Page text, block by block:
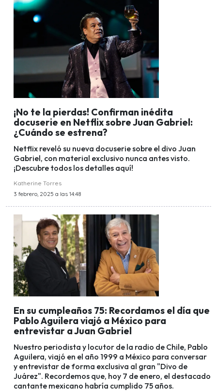
¡No te la pierdas! Confirman inédita
docuserie en Netflix sobre Juan Gabriel:
¿Cuándo se estrena?
Netflix reveló su nueva docuserie sobre el divo Juan
Gabriel, con material exclusivo nunca antes visto.
¡Descubre todos los detalles aquí!
Katherine Torres
3 febrero, 2025 a las 14:48
En su cumpleaños 75: Recordamos el día que
Pablo Aguilera viajó a México para
entrevistar a Juan Gabriel
Nuestro periodista y locutor de la radio de Chile, Pablo
Aguilera, viajó en el año 1999 a México para conversar
y entrevistar de forma exclusiva al gran "Divo de
Juárez". Recordemos que, hoy 7 de enero, el destacado
cantante mexicano habría cumplido 75 años.